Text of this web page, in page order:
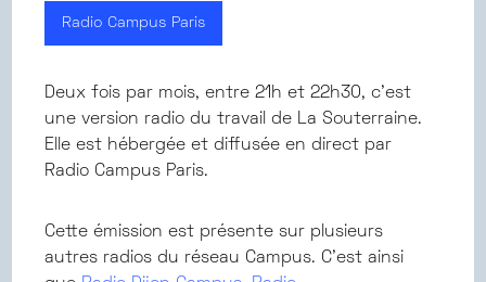
Radio Campus Paris
Deux fois par mois, entre 21h et 22h30, c'est
une version radio du travail de La Souterraine.
Elle est hébergée et diffusée en direct par
Radio Campus Paris.
Cette émission est présente sur plusieurs
autres radios du réseau Campus. C’est ainsi